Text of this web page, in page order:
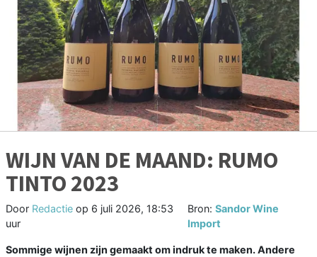
WIJN VAN DE MAAND: RUMO
TINTO 2023
Door Redactie op 6 juli 2026, 18:53
uur
Bron: Sandor Wine
Import
Sommige wijnen zijn gemaakt om indruk te maken. Andere